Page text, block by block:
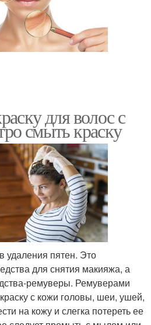
для волос с
смыть краску
удаления пятен. Это
для снятия макияжа, а
ремуверы. Ремуверами
с кожи головы, шеи, ушей,
на кожу и слегка потереть ее